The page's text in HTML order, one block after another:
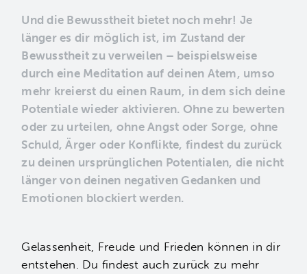
Und die Bewusstheit bietet noch mehr! Je
länger es dir möglich ist, im Zustand der
Bewusstheit zu verweilen – beispielsweise
durch eine Meditation auf deinen Atem, umso
mehr kreierst du einen Raum, in dem sich deine
Potentiale wieder aktivieren. Ohne zu bewerten
oder zu urteilen, ohne Angst oder Sorge, ohne
Schuld, Ärger oder Konflikte, findest du zurück
zu deinen ursprünglichen Potentialen, die nicht
länger von deinen negativen Gedanken und
Emotionen blockiert werden.
Gelassenheit, Freude und Frieden können in dir
entstehen. Du findest auch zurück zu mehr